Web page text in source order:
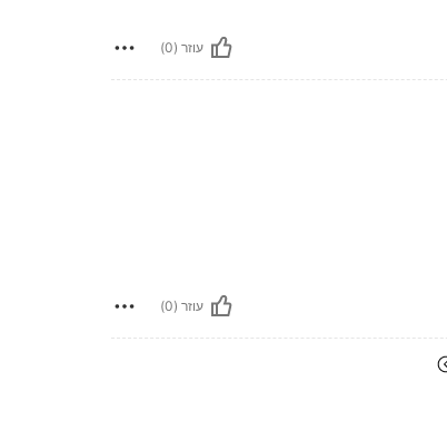
עוזר (0)
עוזר (0)